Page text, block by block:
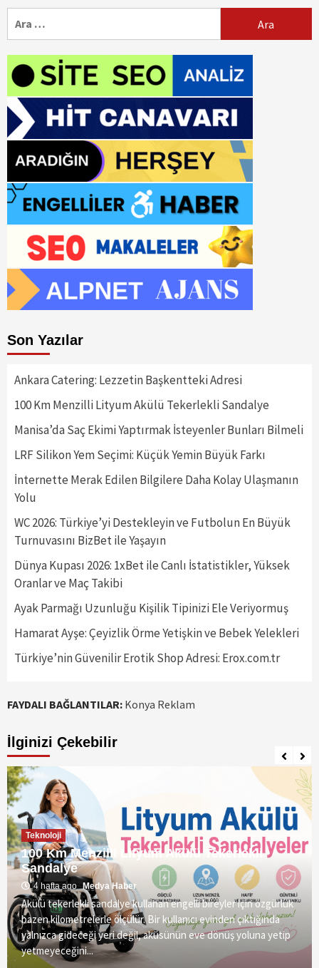
Son Yazılar
Ankara Catering: Lezzetin Başkentteki Adresi
100 Km Menzilli Lityum Akülü Tekerlekli Sandalye
Manisa’da Saç Ekimi Yaptırmak İsteyenler Bunları Bilmeli
LRF Silikon Yem Seçimi: Küçük Yemin Büyük Farkı
İnternette Merak Edilen Bilgilere Daha Kolay Ulaşmanın
Yolu
WC 2026: Türkiye’yi Destekleyin ve Futbolun En Büyük
Turnuvasını BizBet ile Yaşayın
Dünya Kupası 2026: 1xBet ile Canlı İstatistikler, Yüksek
Oranlar ve Maç Takibi
Ayak Parmağı Uzunluğu Kişilik Tipinizi Ele Veriyormuş
Hamarat Ayşe: Çeyizlik Örme Yetişkin ve Bebek Yelekleri
Türkiye’nin Güvenilir Erotik Shop Adresi: Erox.com.tr
FAYDALI BAĞLANTILAR: Konya Reklam
İlginizi Çekebilir
Teknoloji
100 Km Menzilli Lityum Akülü Tekerlekli
Sandalye
4 hafta ago Medya Haber
Akülü tekerlekli sandalye kullanan engelli bireyler için özgürlük
bazen kilometrelerle ölçülür. Bir kullanıcı evinden çıktığında
yalnızca gideceği yeri değil, aküsünün eve dönüş yoluna yetip
yetmeyeceğini...